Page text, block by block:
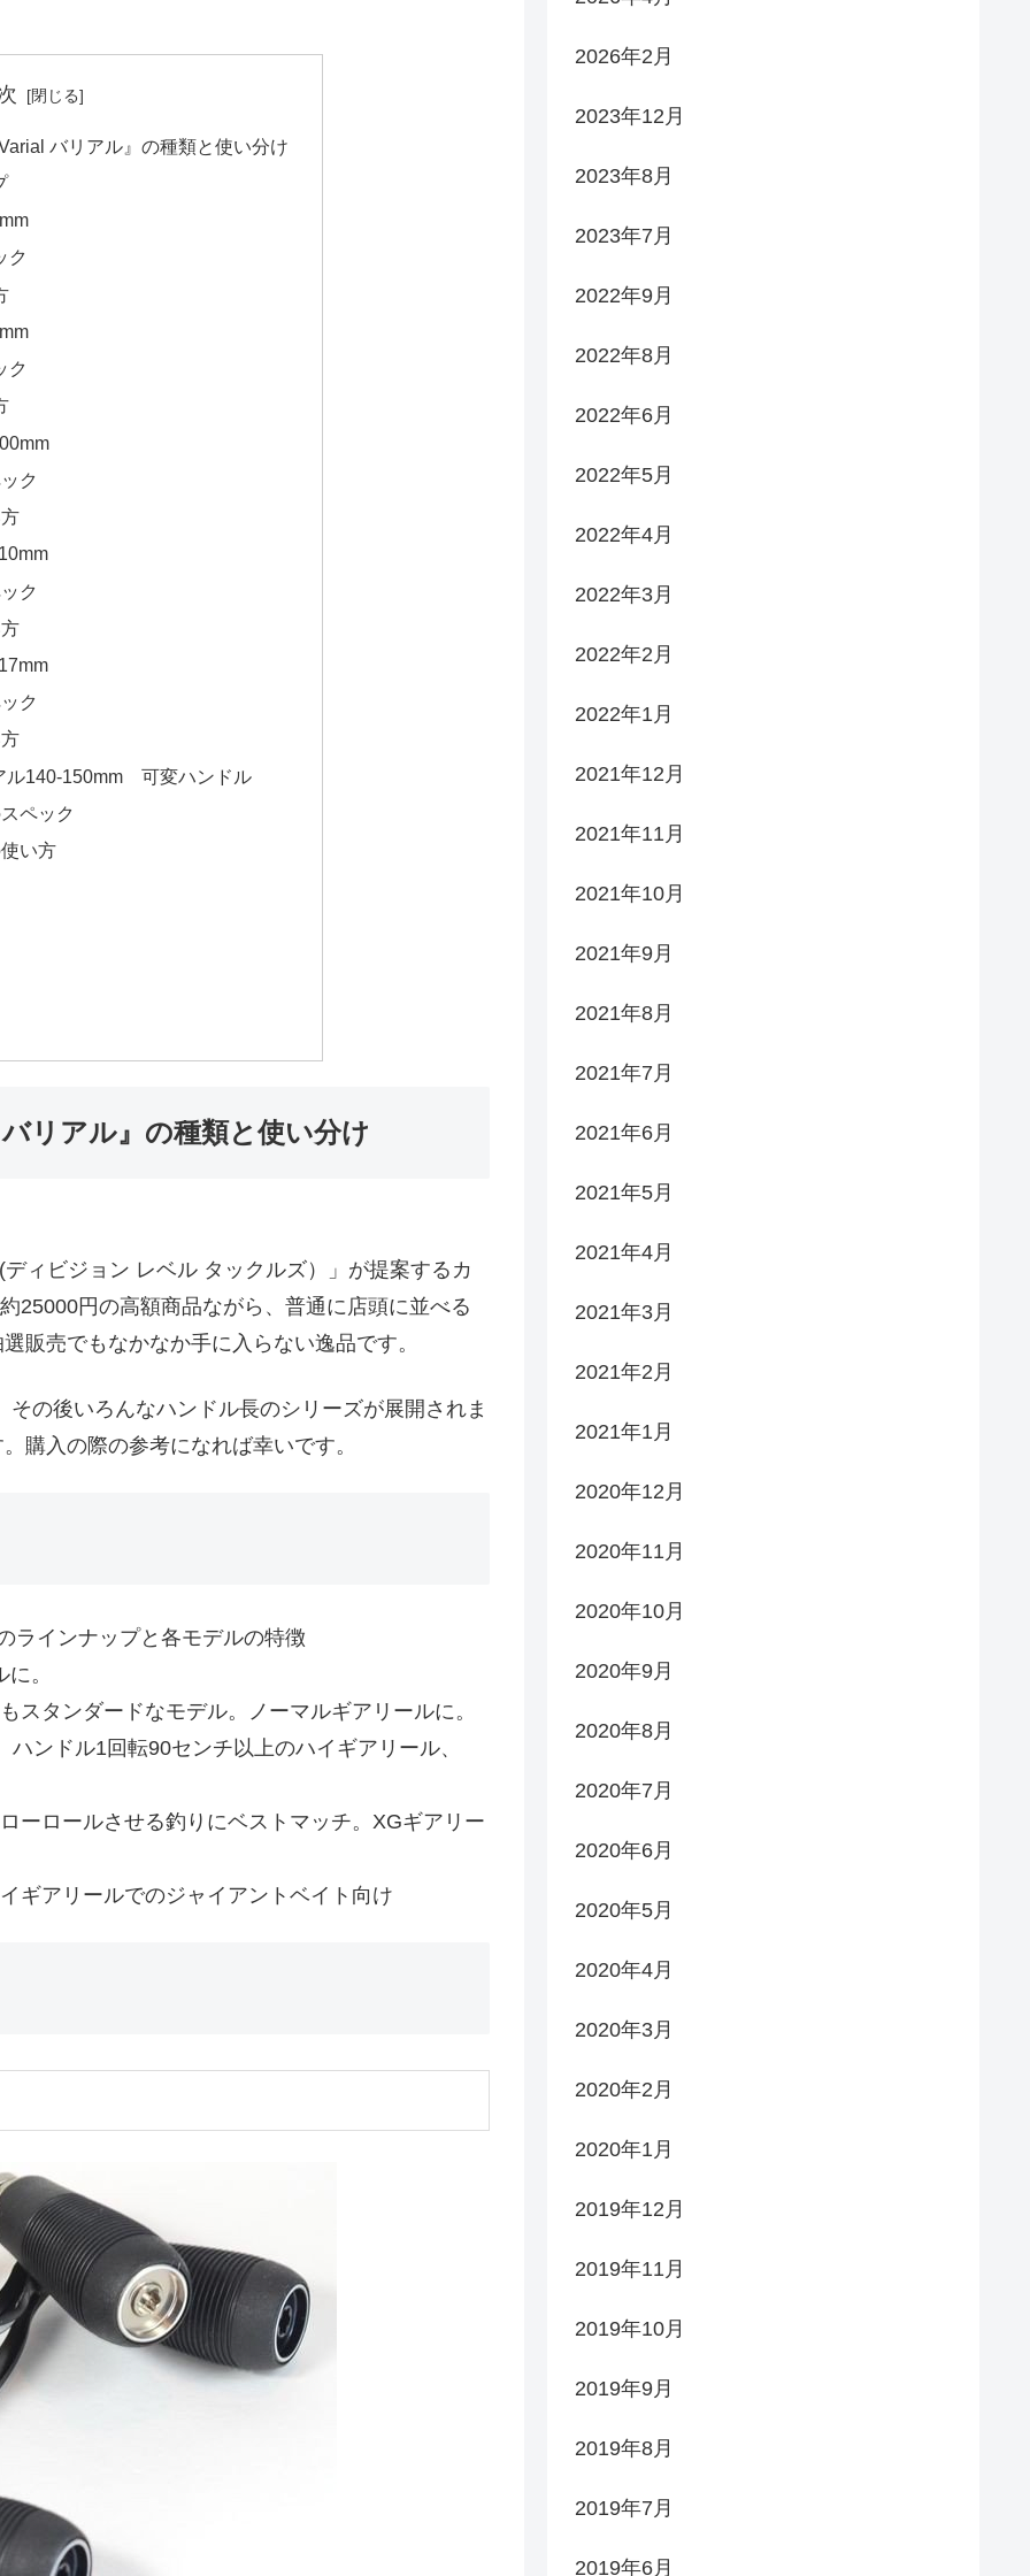
バリアル』の種類と使い分け
ク
ク
ク
ク
ク
140-150mm 可変ハンドル
ペック
い方
リアル』の種類と使い分け
ィビジョン レベル タックルズ）」が提案するカ
25000円の高額商品ながら、普通に店頭に並べる
販売でもなかなか手に入らない逸品です。
の後いろんなハンドル長のシリーズが展開されま
購入の際の参考になれば幸いです。
インナップと各モデルの特徴
。
タンダードなモデル。ノーマルギアリールに。
ンドル1回転90センチ以上のハイギアリール、
ロールさせる釣りにベストマッチ。XGギアリー
ギアリールでのジャイアントベイト向け
2026年2月
2023年12月
2023年8月
2023年7月
2022年9月
2022年8月
2022年6月
2022年5月
2022年4月
2022年3月
2022年2月
2022年1月
2021年12月
2021年11月
2021年10月
2021年9月
2021年8月
2021年7月
2021年6月
2021年5月
2021年4月
2021年3月
2021年2月
2021年1月
2020年12月
2020年11月
2020年10月
2020年9月
2020年8月
2020年7月
2020年6月
2020年5月
2020年4月
2020年3月
2020年2月
2020年1月
2019年12月
2019年11月
2019年10月
2019年9月
2019年8月
2019年7月
2019年6月